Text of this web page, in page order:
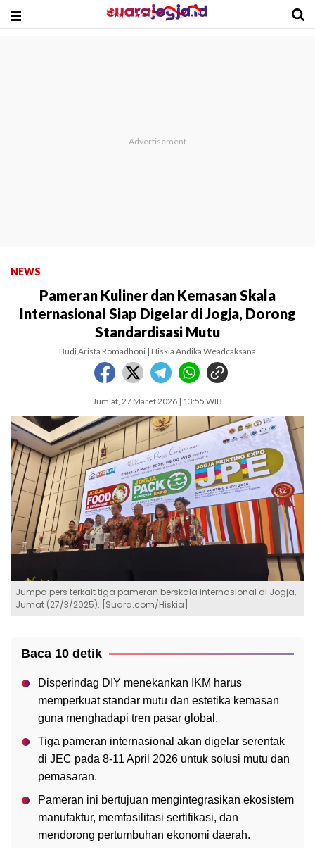
NEWS
Pameran Kuliner dan Kemasan Skala
Internasional Siap Digelar di Jogja, Dorong
Standardisasi Mutu
Budi Arista Romadhoni | Hiskia Andika Weadcaksana
Jum'at, 27 Maret 2026 | 13:55 WIB
Jumpa pers terkait tiga pameran berskala internasional di Jogja,
Jumat (27/3/2025). [Suara.com/Hiskia]
Baca 10 detik
Disperindag DIY menekankan IKM harus
memperkuat standar mutu dan estetika kemasan
guna menghadapi tren pasar global.
Tiga pameran internasional akan digelar serentak
di JEC pada 8-11 April 2026 untuk solusi mutu dan
pemasaran.
Pameran ini bertujuan mengintegrasikan ekosistem
manufaktur, memfasilitasi sertifikasi, dan
mendorong pertumbuhan ekonomi daerah.